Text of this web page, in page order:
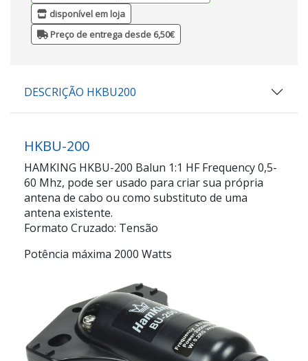
disponível em loja
Preço de entrega desde 6,50€
DESCRIÇÃO HKBU200
HKBU-200
HAMKING HKBU-200 Balun 1:1 HF Frequency 0,5-
60 Mhz, pode ser usado para criar sua própria
antena de cabo ou como substituto de uma
antena existente.
Formato Cruzado: Tensão
Potência máxima 2000 Watts